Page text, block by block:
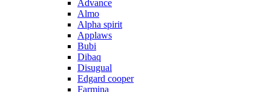
Advance
Almo
Alpha spirit
Applaws
Bubi
Dibaq
Disugual
Edgard cooper
Farmina